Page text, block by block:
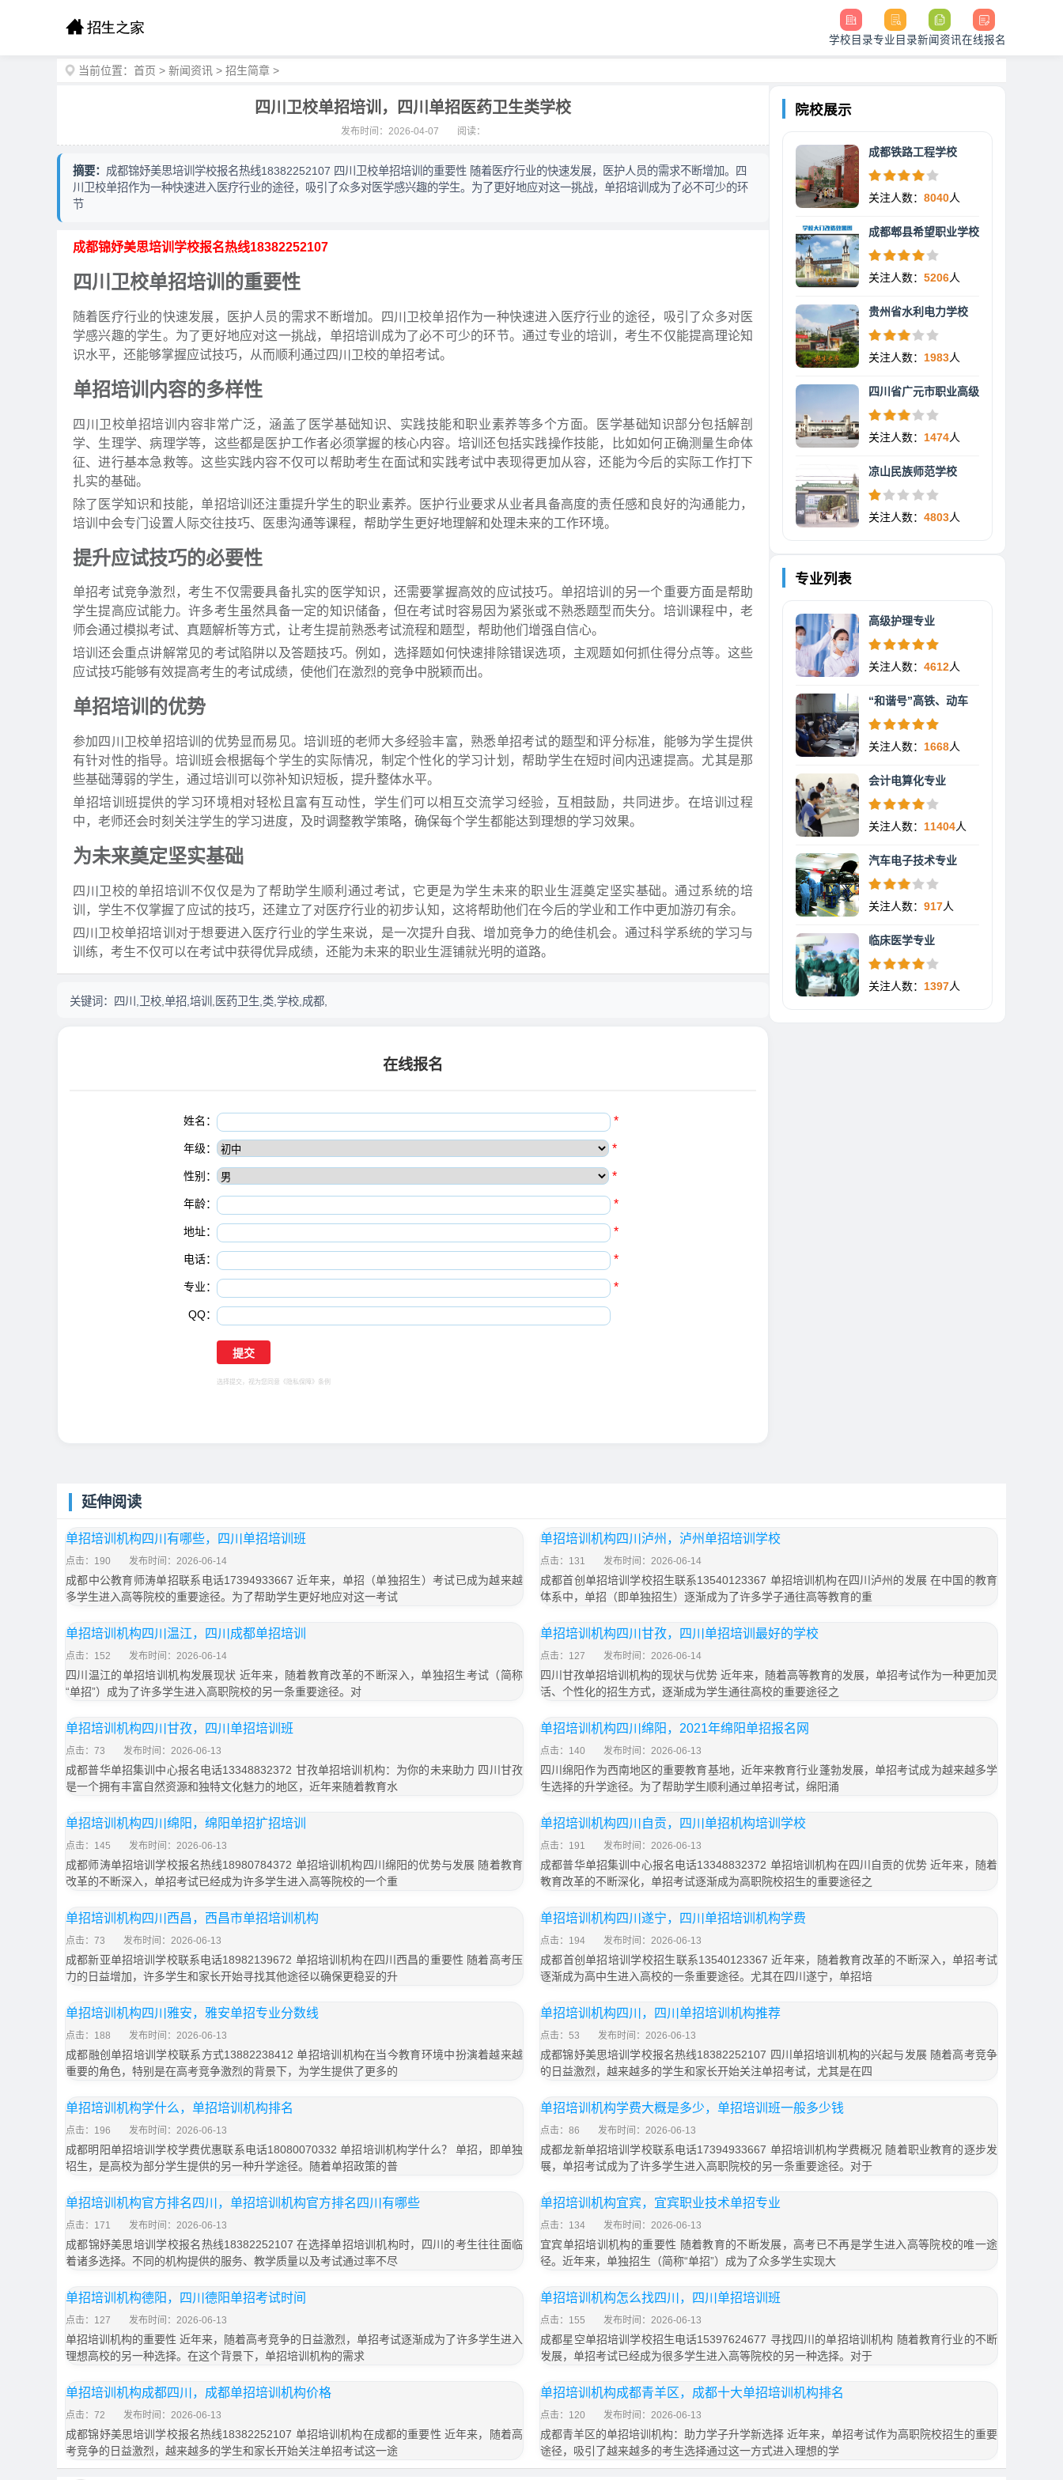
学校目录专业目录新闻资讯在线报名
当前位置： 首页 > 新闻资讯 > 招生简章 >
四川卫校单招培训，四川单招医药卫生类学校
发布时间：2026-04-07 阅读：
摘要： 成都锦妤美思培训学校报名热线18382252107 四川卫校单招培训的重要性 随着医疗行业的快速发展，医护人员的需求不断增加。四
川卫校单招作为一种快速进入医疗行业的途径，吸引了众多对医学感兴趣的学生。为了更好地应对这一挑战，单招培训成为了必不可少的环
节
成都锦妤美思培训学校报名热线18382252107
四川卫校单招培训的重要性
随着医疗行业的快速发展，医护人员的需求不断增加。四川卫校单招作为一种快速进入医疗行业的途径，吸引了众多对医
学感兴趣的学生。为了更好地应对这一挑战，单招培训成为了必不可少的环节。通过专业的培训，考生不仅能提高理论知
识水平，还能够掌握应试技巧，从而顺利通过四川卫校的单招考试。
单招培训内容的多样性
四川卫校单招培训内容非常广泛，涵盖了医学基础知识、实践技能和职业素养等多个方面。医学基础知识部分包括解剖
学、生理学、病理学等，这些都是医护工作者必须掌握的核心内容。培训还包括实践操作技能，比如如何正确测量生命体
征、进行基本急救等。这些实践内容不仅可以帮助考生在面试和实践考试中表现得更加从容，还能为今后的实际工作打下
扎实的基础。
除了医学知识和技能，单招培训还注重提升学生的职业素养。医护行业要求从业者具备高度的责任感和良好的沟通能力，
培训中会专门设置人际交往技巧、医患沟通等课程，帮助学生更好地理解和处理未来的工作环境。
提升应试技巧的必要性
单招考试竞争激烈，考生不仅需要具备扎实的医学知识，还需要掌握高效的应试技巧。单招培训的另一个重要方面是帮助
学生提高应试能力。许多考生虽然具备一定的知识储备，但在考试时容易因为紧张或不熟悉题型而失分。培训课程中，老
师会通过模拟考试、真题解析等方式，让考生提前熟悉考试流程和题型，帮助他们增强自信心。
培训还会重点讲解常见的考试陷阱以及答题技巧。例如，选择题如何快速排除错误选项，主观题如何抓住得分点等。这些
应试技巧能够有效提高考生的考试成绩，使他们在激烈的竞争中脱颖而出。
单招培训的优势
参加四川卫校单招培训的优势显而易见。培训班的老师大多经验丰富，熟悉单招考试的题型和评分标准，能够为学生提供
有针对性的指导。培训班会根据每个学生的实际情况，制定个性化的学习计划，帮助学生在短时间内迅速提高。尤其是那
些基础薄弱的学生，通过培训可以弥补知识短板，提升整体水平。
单招培训班提供的学习环境相对轻松且富有互动性，学生们可以相互交流学习经验，互相鼓励，共同进步。在培训过程
中，老师还会时刻关注学生的学习进度，及时调整教学策略，确保每个学生都能达到理想的学习效果。
为未来奠定坚实基础
四川卫校的单招培训不仅仅是为了帮助学生顺利通过考试，它更是为学生未来的职业生涯奠定坚实基础。通过系统的培
训，学生不仅掌握了应试的技巧，还建立了对医疗行业的初步认知，这将帮助他们在今后的学业和工作中更加游刃有余。
四川卫校单招培训对于想要进入医疗行业的学生来说，是一次提升自我、增加竞争力的绝佳机会。通过科学系统的学习与
训练，考生不仅可以在考试中获得优异成绩，还能为未来的职业生涯铺就光明的道路。
关键词： 四川,卫校,单招,培训,医药卫生,类,学校,成都,
在线报名
姓名： *
年级： *
性别： *
年龄： *
地址： *
电话： *
专业： *
QQ：
选择提交，视为您同意 《隐私保障》 条例
院校展示
成都铁路工程学校
关注人数： 8040人
成都郫县希望职业学校
关注人数： 5206人
贵州省水利电力学校
关注人数： 1983人
四川省广元市职业高级
关注人数： 1474人
凉山民族师范学校
关注人数： 4803人
专业列表
高级护理专业
关注人数： 4612人
“和谐号”高铁、动车
关注人数： 1668人
会计电算化专业
关注人数： 11404人
汽车电子技术专业
关注人数： 917人
临床医学专业
关注人数： 1397人
延伸阅读
单招培训机构四川有哪些，四川单招培训班
点击：190 发布时间：2026-06-14
成都中公教育师涛单招联系电话17394933667 近年来，单招（单独招生）考试已成为越来越
多学生进入高等院校的重要途径。为了帮助学生更好地应对这一考试
单招培训机构四川泸州，泸州单招培训学校
点击：131 发布时间：2026-06-14
成都首创单招培训学校招生联系13540123367 单招培训机构在四川泸州的发展 在中国的教育
体系中，单招（即单独招生）逐渐成为了许多学子通往高等教育的重
单招培训机构四川温江，四川成都单招培训
点击：152 发布时间：2026-06-14
四川温江的单招培训机构发展现状 近年来，随着教育改革的不断深入，单独招生考试（简称
“单招”）成为了许多学生进入高职院校的另一条重要途径。对
单招培训机构四川甘孜，四川单招培训最好的学校
点击：127 发布时间：2026-06-14
四川甘孜单招培训机构的现状与优势 近年来，随着高等教育的发展，单招考试作为一种更加灵
活、个性化的招生方式，逐渐成为学生通往高校的重要途径之
单招培训机构四川甘孜，四川单招培训班
点击：73 发布时间：2026-06-13
成都普华单招集训中心报名电话13348832372 甘孜单招培训机构：为你的未来助力 四川甘孜
是一个拥有丰富自然资源和独特文化魅力的地区，近年来随着教育水
单招培训机构四川绵阳，2021年绵阳单招报名网
点击：140 发布时间：2026-06-13
四川绵阳作为西南地区的重要教育基地，近年来教育行业蓬勃发展，单招考试成为越来越多学
生选择的升学途径。为了帮助学生顺利通过单招考试，绵阳涌
单招培训机构四川绵阳，绵阳单招扩招培训
点击：145 发布时间：2026-06-13
成都师涛单招培训学校报名热线18980784372 单招培训机构四川绵阳的优势与发展 随着教育
改革的不断深入，单招考试已经成为许多学生进入高等院校的一个重
单招培训机构四川自贡，四川单招机构培训学校
点击：191 发布时间：2026-06-13
成都普华单招集训中心报名电话13348832372 单招培训机构在四川自贡的优势 近年来，随着
教育改革的不断深化，单招考试逐渐成为高职院校招生的重要途径之
单招培训机构四川西昌，西昌市单招培训机构
点击：73 发布时间：2026-06-13
成都新亚单招培训学校联系电话18982139672 单招培训机构在四川西昌的重要性 随着高考压
力的日益增加，许多学生和家长开始寻找其他途径以确保更稳妥的升
单招培训机构四川遂宁，四川单招培训机构学费
点击：194 发布时间：2026-06-13
成都首创单招培训学校招生联系13540123367 近年来，随着教育改革的不断深入，单招考试
逐渐成为高中生进入高校的一条重要途径。尤其在四川遂宁，单招培
单招培训机构四川雅安，雅安单招专业分数线
点击：188 发布时间：2026-06-13
成都融创单招培训学校联系方式13882238412 单招培训机构在当今教育环境中扮演着越来越
重要的角色，特别是在高考竞争激烈的背景下，为学生提供了更多的
单招培训机构四川，四川单招培训机构推荐
点击：53 发布时间：2026-06-13
成都锦妤美思培训学校报名热线18382252107 四川单招培训机构的兴起与发展 随着高考竞争
的日益激烈，越来越多的学生和家长开始关注单招考试，尤其是在四
单招培训机构学什么，单招培训机构排名
点击：196 发布时间：2026-06-13
成都明阳单招培训学校学费优惠联系电话18080070332 单招培训机构学什么？ 单招，即单独
招生，是高校为部分学生提供的另一种升学途径。随着单招政策的普
单招培训机构学费大概是多少，单招培训班一般多少钱
点击：86 发布时间：2026-06-13
成都龙新单招培训学校联系电话17394933667 单招培训机构学费概况 随着职业教育的逐步发
展，单招考试成为了许多学生进入高职院校的另一条重要途径。对于
单招培训机构官方排名四川，单招培训机构官方排名四川有哪些
点击：171 发布时间：2026-06-13
成都锦妤美思培训学校报名热线18382252107 在选择单招培训机构时，四川的考生往往面临
着诸多选择。不同的机构提供的服务、教学质量以及考试通过率不尽
单招培训机构宜宾，宜宾职业技术单招专业
点击：134 发布时间：2026-06-13
宜宾单招培训机构的重要性 随着教育的不断发展，高考已不再是学生进入高等院校的唯一途
径。近年来，单独招生（简称“单招”）成为了众多学生实现大
单招培训机构德阳，四川德阳单招考试时间
点击：127 发布时间：2026-06-13
单招培训机构的重要性 近年来，随着高考竞争的日益激烈，单招考试逐渐成为了许多学生进入
理想高校的另一种选择。在这个背景下，单招培训机构的需求
单招培训机构怎么找四川，四川单招培训班
点击：155 发布时间：2026-06-13
成都星空单招培训学校招生电话15397624677 寻找四川的单招培训机构 随着教育行业的不断
发展，单招考试已经成为很多学生进入高等院校的另一种选择。对于
单招培训机构成都四川，成都单招培训机构价格
点击：72 发布时间：2026-06-13
成都锦妤美思培训学校报名热线18382252107 单招培训机构在成都的重要性 近年来，随着高
考竞争的日益激烈，越来越多的学生和家长开始关注单招考试这一途
单招培训机构成都青羊区，成都十大单招培训机构排名
点击：120 发布时间：2026-06-13
成都青羊区的单招培训机构：助力学子升学新选择 近年来，单招考试作为高职院校招生的重要
途径，吸引了越来越多的考生选择通过这一方式进入理想的学